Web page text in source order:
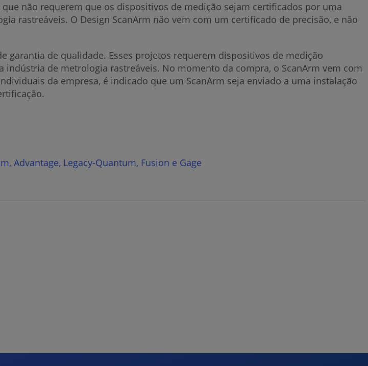
não requerem que os dispositivos de medição sejam certificados por uma
rastreáveis. O Design ScanArm não vem com um certificado de precisão, e não
garantia de qualidade. Esses projetos requerem dispositivos de medição
de metrologia rastreáveis. No momento da compra, o ScanArm vem com
da empresa, é indicado que um ScanArm seja enviado a uma instalação
Advantage, Legacy-Quantum, Fusion e Gage